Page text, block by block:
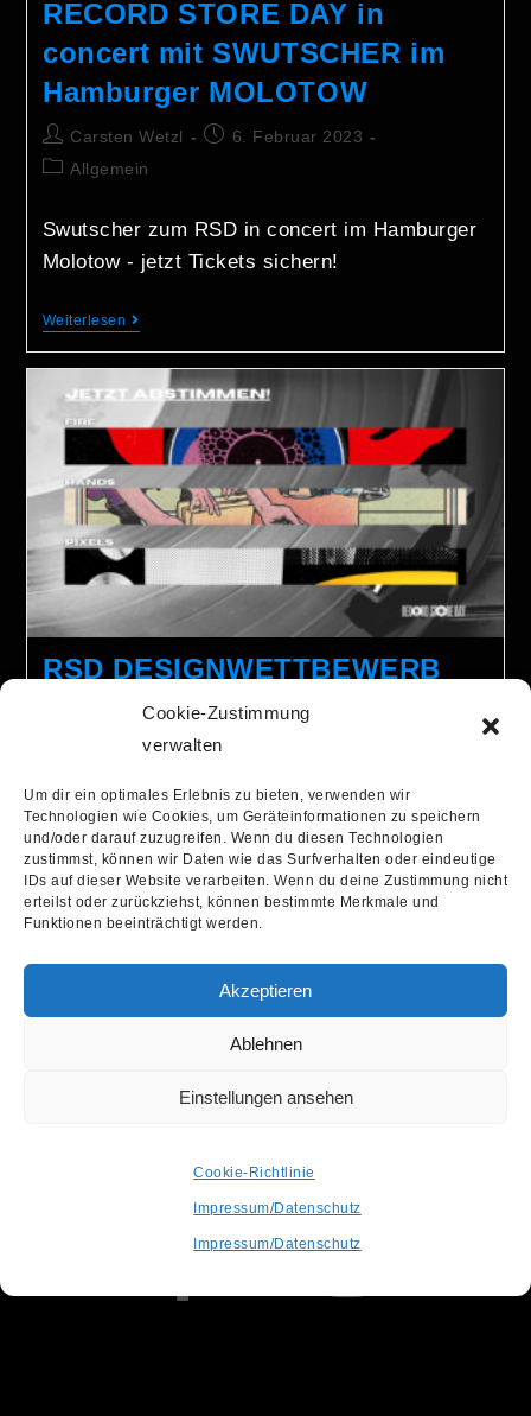
Cookie-Zustimmung
verwalten
Um dir ein optimales Erlebnis zu bieten, verwenden wir
Technologien wie Cookies, um Geräteinformationen zu speichern
und/oder darauf zuzugreifen. Wenn du diesen Technologien
zustimmst, können wir Daten wie das Surfverhalten oder eindeutige
IDs auf dieser Website verarbeiten. Wenn du deine Zustimmung nicht
erteilst oder zurückziehst, können bestimmte Merkmale und
Funktionen beeinträchtigt werden.
Akzeptieren
Ablehnen
Einstellungen ansehen
Cookie-Richtlinie
Impressum/Datenschutz
Impressum/Datenschutz
RECORD STORE DAY in
concert mit SWUTSCHER im
Hamburger MOLOTOW
Carsten Wetzl
6. Februar 2023
Allgemein
Swutscher zum RSD in concert im Hamburger
Molotow - jetzt Tickets sichern!
Weiterlesen
RSD DESIGNWETTBEWERB
2023: JETZT ÜBER DIE
SOZIALEN KANÄLE
ABSTIMMEN!
Carsten Wetzl
2. Februar 2023
Allgemein
Noch bis 08.02.2023 auf der Instagram- und
Weiterlesen
info@recordstoredaygermany.de